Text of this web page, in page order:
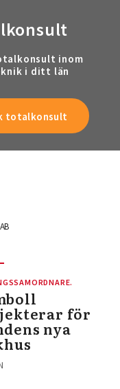
inom
i ditt län
för
nya